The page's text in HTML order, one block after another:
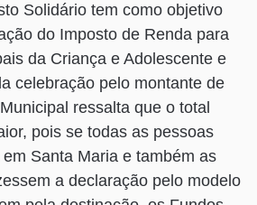
Solidário tem como objetivo
do Imposto de Renda para
da Criança e Adolescente e
celebração pelo montante de
ressalta que o total
pois se todas as pessoas
Santa Maria e também as
a declaração pelo modelo